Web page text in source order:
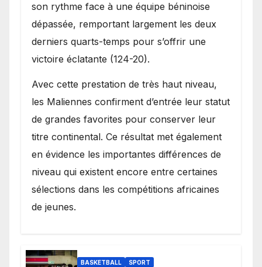
son rythme face à une équipe béninoise
dépassée, remportant largement les deux
derniers quarts-temps pour s’offrir une
victoire éclatante (124-20).
Avec cette prestation de très haut niveau,
les Maliennes confirment d’entrée leur statut
de grandes favorites pour conserver leur
titre continental. Ce résultat met également
en évidence les importantes différences de
niveau qui existent encore entre certaines
sélections dans les compétitions africaines
de jeunes.
BASKETBALL SPORT